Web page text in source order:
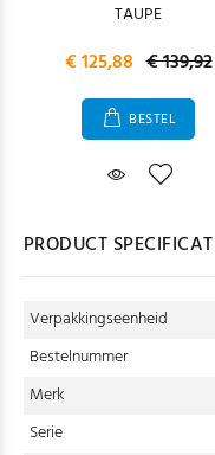
TAUPE
€ 125,88 € 139,92
BESTEL
PRODUCT
Verpakkingseenheid
Bestelnummer
Merk
Serie